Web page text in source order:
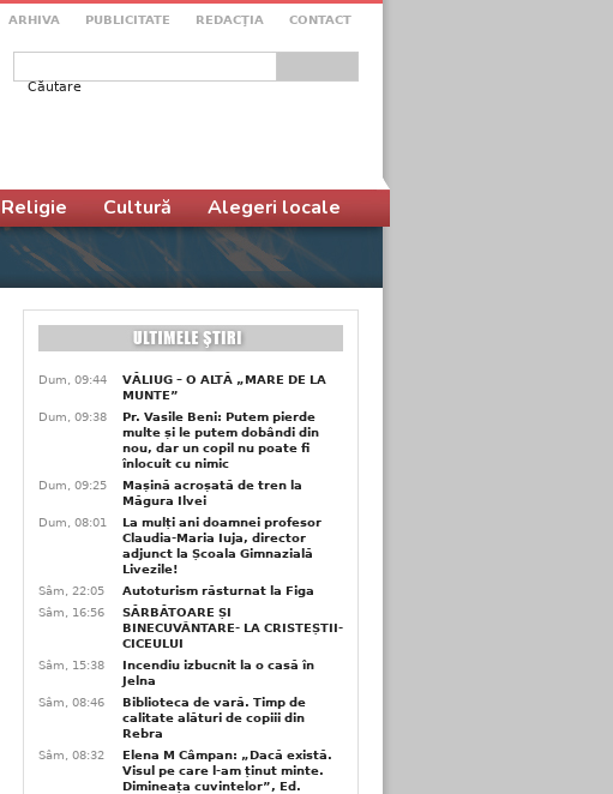
ARHIVA PUBLICITATE REDACŢIA CONTACT
Formular de căutare
Religie Cultură Alegeri locale
Dum, 09:44
VĂLIUG – O ALTĂ „MARE DE LA
MUNTE”
Dum, 09:38
Pr. Vasile Beni: Putem pierde
multe și le putem dobândi din
nou, dar un copil nu poate fi
înlocuit cu nimic
Dum, 09:25
Mașină acroșată de tren la
Măgura Ilvei
Dum, 08:01
La mulți ani doamnei profesor
Claudia-Maria Iuja, director
adjunct la Școala Gimnazială
Livezile!
Sâm, 22:05
Autoturism răsturnat la Figa
Sâm, 16:56
SĂRBĂTOARE ȘI
BINECUVÂNTARE- LA CRISTEȘTII-
CICEULUI
Sâm, 15:38
Incendiu izbucnit la o casă în
Jelna
Sâm, 08:46
Biblioteca de vară. Timp de
calitate alături de copiii din
Rebra
Sâm, 08:32
Elena M Câmpan: „Dacă există.
Visul pe care l-am ținut minte.
Dimineața cuvintelor”, Ed.